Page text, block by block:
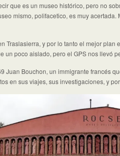
que es un museo histórico, pero no
mismo, polifacetico, es muy acertada.
Traslasierra, y por lo tanto el mejor plan
un poco aislado, pero el GPS nos llevó
Juan Bouchon, un immigrante francés
en sus viajes, sus investigaciones, y